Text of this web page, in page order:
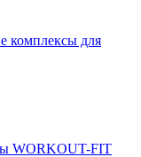
комплексы для
WORKOUT-FIT